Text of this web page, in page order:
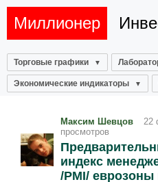
Миллионер
Торговые графики
Экономические индикаторы
Максим Шевцов 22
просмотров
индекс
/PMI/